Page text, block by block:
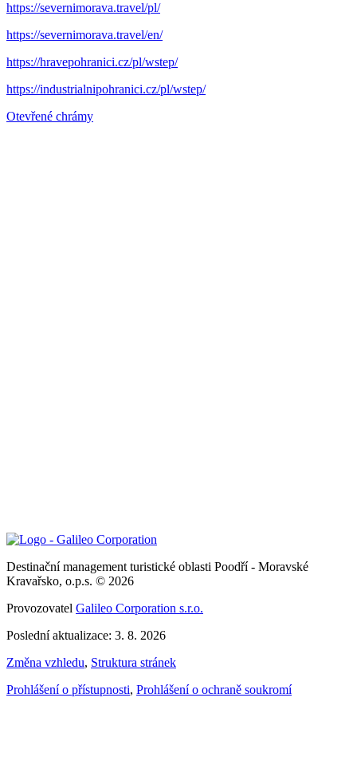
https://severnimorava.travel/pl/
https://severnimorava.travel/en/
https://hravepohranici.cz/pl/wstep/
https://industrialnipohranici.cz/pl/wstep/
Otevřené chrámy
Destinační management turistické oblasti Poodří - Moravské
Kravařsko, o.p.s. © 2026
Provozovatel Galileo Corporation s.r.o.
Poslední aktualizace: 3. 8. 2026
Změna vzhledu, Struktura stránek
Prohlášení o přístupnosti, Prohlášení o ochraně soukromí